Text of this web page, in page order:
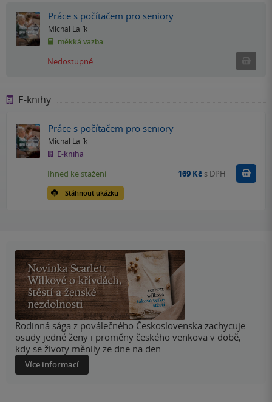
Práce s počítačem pro seniory
Michal Lalík
měkká vazba
Nedostupné
E-knihy
Práce s počítačem pro seniory
Michal Lalík
E-kniha
Stáhnout ukázku
Ihned ke stažení 169 Kč s DPH Koupit
Rodinná sága z poválečného Československa zachycuje
osudy jedné ženy i proměny českého venkova v době,
kdy se životy měnily ze dne na den.
Více informací